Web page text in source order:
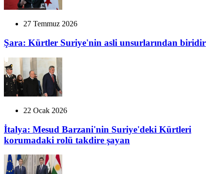
27 Temmuz 2026
Şara: Kürtler Suriye'nin asli unsurlarından biridir
22 Ocak 2026
İtalya: Mesud Barzani'nin Suriye'deki Kürtleri
korumadaki rolü takdire şayan